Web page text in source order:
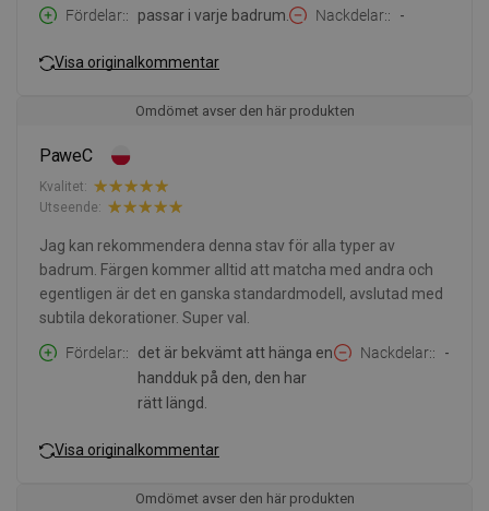
Fördelar:
passar i varje badrum. Nackdelar: -
Visa originalkommentar
Omdömet avser den här produkten
PaweC
Kvalitet:
Utseende:
Jag kan rekommendera denna stav för alla typer av
badrum. Färgen kommer alltid att matcha med andra och
egentligen är det en ganska standardmodell, avslutad med
subtila dekorationer. Super val.
Fördelar:
det är bekvämt att hänga en
handduk på den, den har
rätt längd.
Nackdelar: -
Visa originalkommentar
Omdömet avser den här produkten